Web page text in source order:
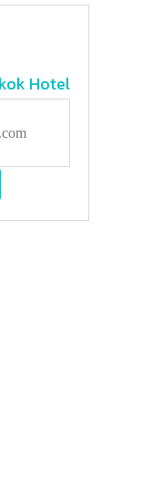
Hotel